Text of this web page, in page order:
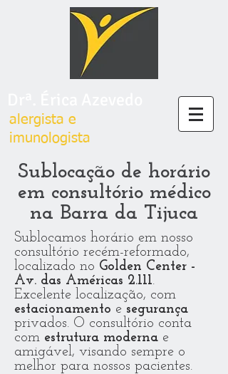
alergista e
imunologista
Sublocação de horário
em consultório médico
na Barra da Tijuca
Sublocamos horário em nosso
consultório recém-reformado,
localizado no Golden Center -
Av. das Américas 2.111.
Excelente localização, com
estacionamento e segurança
privados. O consultório conta
com estrutura moderna e
amigável, visando sempre o
melhor para nossos pacientes.